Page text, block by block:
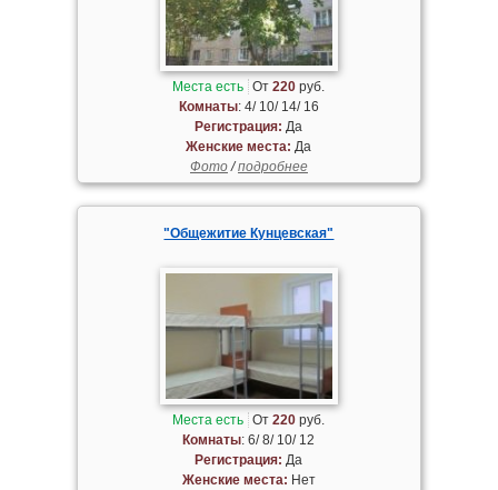
Места есть От220 руб.
Комнаты: 4/ 10/ 14/ 16
Регистрация: Да
Женские места: Да
Фото/подробнее
"Общежитие Кунцевская"
Места есть От220 руб.
Комнаты: 6/ 8/ 10/ 12
Регистрация: Да
Женские места: Нет